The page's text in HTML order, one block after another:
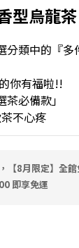
型烏龍茶
類中的『多
你有福啦!!
必備款」
不心疼
【8月限定】全館
即享免運